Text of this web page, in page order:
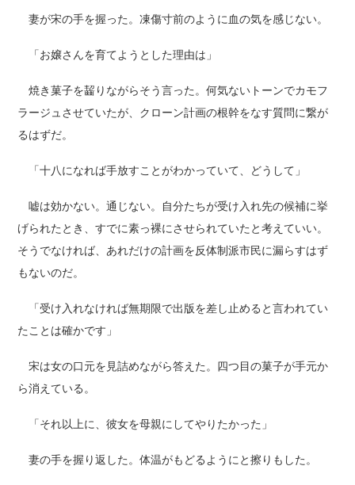
妻が宋の手を握った。凍傷寸前のように血の気を感じない。
「お嬢さんを育てようとした理由は」
焼き菓子を齧りながらそう言った。何気ないトーンでカモフ
ラージュさせていたが、クローン計画の根幹をなす質問に繋が
るはずだ。
「十八になれば手放すことがわかっていて、どうして」
嘘は効かない。通じない。自分たちが受け入れ先の候補に挙
げられたとき、すでに素っ裸にさせられていたと考えていい。
そうでなければ、あれだけの計画を反体制派市民に漏らすはず
もないのだ。
「受け入れなければ無期限で出版を差し止めると言われてい
たことは確かです」
宋は女の口元を見詰めながら答えた。四つ目の菓子が手元か
ら消えている。
「それ以上に、彼女を母親にしてやりたかった」
妻の手を握り返した。体温がもどるようにと擦りもした。